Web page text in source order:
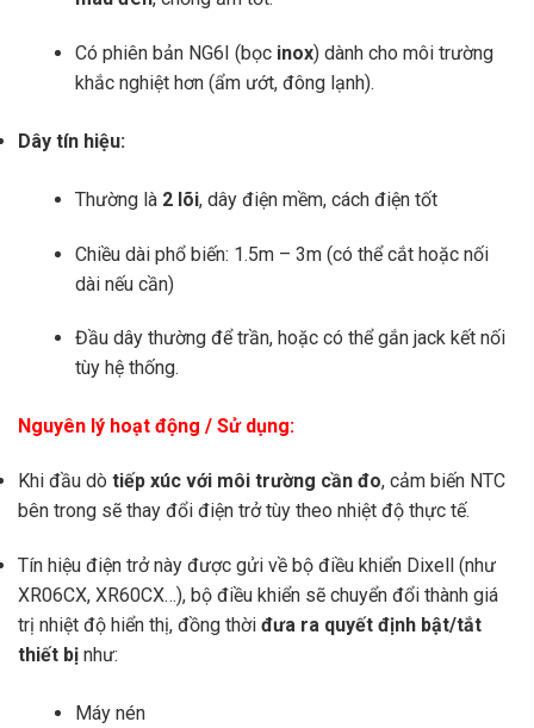
Có phiên bản NG6I (bọc inox) dành cho môi trường
khắc nghiệt hơn (ẩm ướt, đông lạnh).
Dây tín hiệu:
Thường là 2 lõi, dây điện mềm, cách điện tốt
Chiều dài phổ biến: 1.5m – 3m (có thể cắt hoặc nối
dài nếu cần)
Đầu dây thường để trần, hoặc có thể gắn jack kết nối
tùy hệ thống.
Nguyên lý hoạt động / Sử dụng:
Khi đầu dò tiếp xúc với môi trường cần đo, cảm biến NTC
bên trong sẽ thay đổi điện trở tùy theo nhiệt độ thực tế.
Tín hiệu điện trở này được gửi về bộ điều khiển Dixell (như
XR06CX, XR60CX…), bộ điều khiển sẽ chuyển đổi thành giá
trị nhiệt độ hiển thị, đồng thời đưa ra quyết định bật/tắt
thiết bị như:
Máy nén